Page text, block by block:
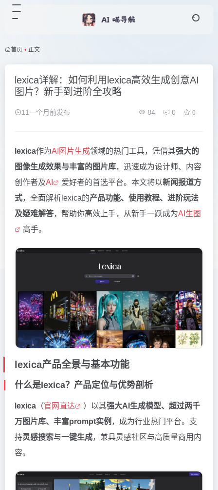
首页 • 正文
lexica详解：如何利用lexica高效生成创意AI
图片？新手到进阶全攻略
11一个月前发布 84 0 0
lexica作为AI图片生成领域的热门工具，凭借其强大的
图像生成效果与丰富的图片库，迅速成为设计师、内容
创作者及AI 爱好者的首选平台。本文将以新闻报道方
式，全面解析lexica的产品功能、使用教程、进阶玩法
及疑难解答，帮助你高效上手，从新手一跃成为AI生图
高手。
lexica产品全景与基本功能
什么是lexica？产品定位与优势剖析
lexica （官网直达 ）以其强大AI生成模型、超过两千
万图片库、丰富prompt实例 ，成为行业热门平台。支
持灵感搜索与一键生成，兼具灵感社区与高质量商用内
容。